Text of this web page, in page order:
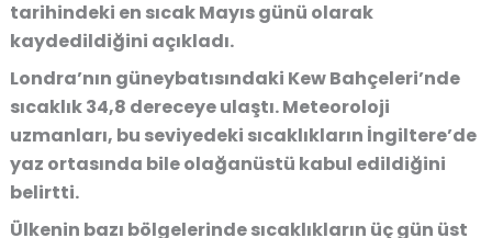
tarihindeki en sıcak Mayıs günü olarak
kaydedildiğini açıkladı.
Londra’nın güneybatısındaki Kew Bahçeleri’nde
sıcaklık 34,8 dereceye ulaştı. Meteoroloji
uzmanları, bu seviyedeki sıcaklıkların İngiltere’de
yaz ortasında bile olağanüstü kabul edildiğini
belirtti.
Ülkenin bazı bölgelerinde sıcaklıkların üç gün üst